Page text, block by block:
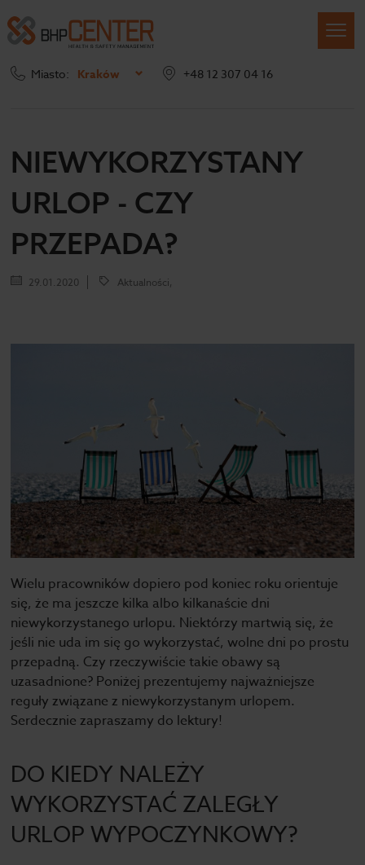
Miasto: Kraków +48 12 307 04 16
NIEWYKORZYSTANY
URLOP - CZY
PRZEPADA?
29.01.2020 Aktualności,
Wielu pracowników dopiero pod koniec roku orientuje
się, że ma jeszcze kilka albo kilkanaście dni
niewykorzystanego urlopu. Niektórzy martwią się, że
jeśli nie uda im się go wykorzystać, wolne dni po prostu
przepadną. Czy rzeczywiście takie obawy są
uzasadnione? Poniżej prezentujemy najważniejsze
reguły związane z niewykorzystanym urlopem.
Serdecznie zapraszamy do lektury!
DO KIEDY NALEŻY
WYKORZYSTAĆ ZALEGŁY
URLOP WYPOCZYNKOWY?